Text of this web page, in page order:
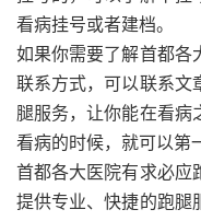
看病挂号或者建档。
如果你需要了解首都各
联系方式，可以联系文
腿服务，让你能在看病
看病的时候，就可以第
首都各大医院有求必应
提供专业、快捷的跑腿